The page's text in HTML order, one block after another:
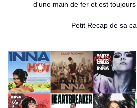
d'une main de fer et est toujours
Petit Recap de sa